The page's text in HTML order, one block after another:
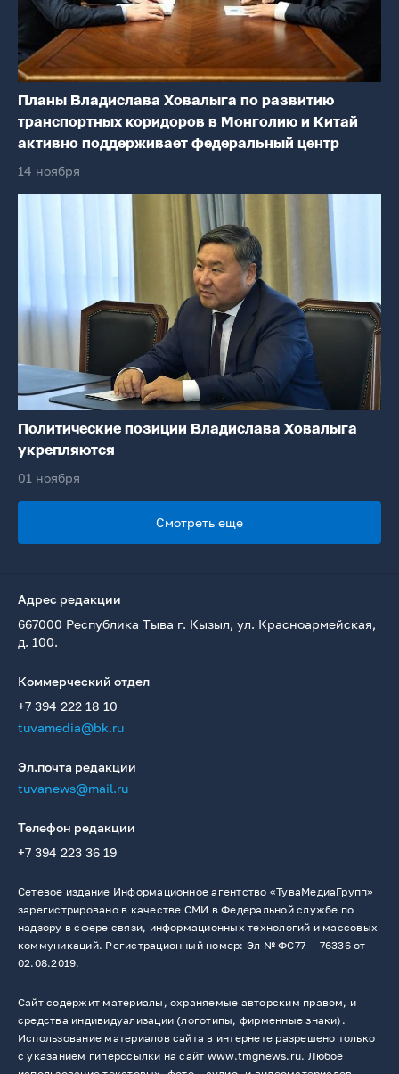
Планы Владислава Ховалыга по развитию
транспортных коридоров в Монголию и Китай
активно поддерживает федеральный центр
14 ноября
Политические позиции Владислава Ховалыга
укрепляются
01 ноября
Смотреть еще
Адрес редакции
667000 Республика Тыва г. Кызыл, ул. Красноармейская,
д. 100.
Коммерческий отдел
+7 394 222 18 10
tuvamedia@bk.ru
Эл.почта редакции
tuvanews@mail.ru
Телефон редакции
+7 394 223 36 19
Сетевое издание Информационное агентство «ТуваМедиаГрупп»
зарегистрировано в качестве СМИ в Федеральной службе по
надзору в сфере связи, информационных технологий и массовых
коммуникаций. Регистрационный номер: Эл № ФС77 — 76336 от
02.08.2019.
Сайт содержит материалы, охраняемые авторским правом, и
средства индивидуализации (логотипы, фирменные знаки).
Использование материалов сайта в интернете разрешено только
с указанием гиперссылки на сайт www.tmgnews.ru. Любое